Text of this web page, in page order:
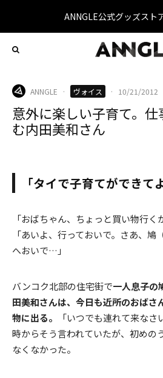
ANNGLE公式グッズスト
ANNGLE · ヴォイス · 10/21/2012
意外に楽しい子育て。
む内田美和さん
「タイで子育てができて
「おばちゃん、ちょっと買い物行く
「あいよ、行っておいで。さあ、鳩
へおいで…」
バンコク北部の住宅街で一人息子の
田美和さんは、今日も近所のおばさ
物に出る。
「いつでも連れて来な
時からそう言われていたが、初めの
なくなかった。